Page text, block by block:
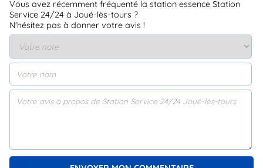
Vous avez récemment fréquenté la station essence Station
Service 24/24 à Joué-lès-tours ?
N'hésitez pas à donner votre avis !